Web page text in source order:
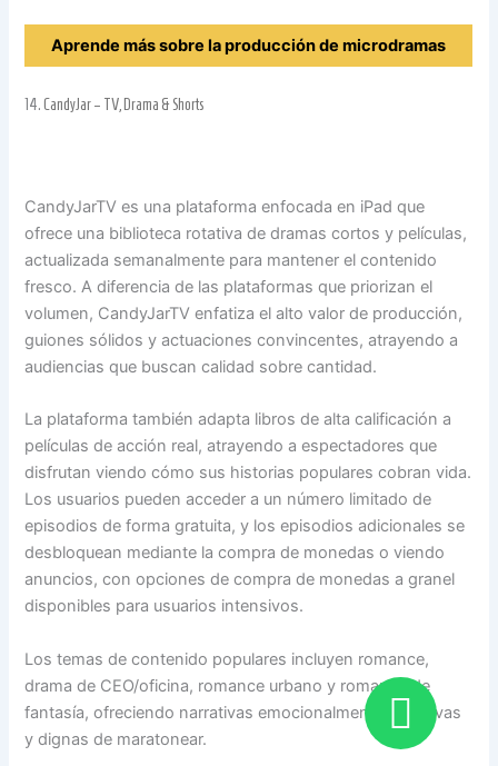
Aprende más sobre la producción de microdramas
14. CandyJar – TV, Drama & Shorts
CandyJarTV es una plataforma enfocada en iPad que
ofrece una biblioteca rotativa de dramas cortos y películas,
actualizada semanalmente para mantener el contenido
fresco. A diferencia de las plataformas que priorizan el
volumen, CandyJarTV enfatiza el alto valor de producción,
guiones sólidos y actuaciones convincentes, atrayendo a
audiencias que buscan calidad sobre cantidad.
La plataforma también adapta libros de alta calificación a
películas de acción real, atrayendo a espectadores que
disfrutan viendo cómo sus historias populares cobran vida.
Los usuarios pueden acceder a un número limitado de
episodios de forma gratuita, y los episodios adicionales se
desbloquean mediante la compra de monedas o viendo
anuncios, con opciones de compra de monedas a granel
disponibles para usuarios intensivos.
Los temas de contenido populares incluyen romance,
drama de CEO/oficina, romance urbano y romance de
fantasía, ofreciendo narrativas emocionalmente atractivas
y dignas de maratonear.